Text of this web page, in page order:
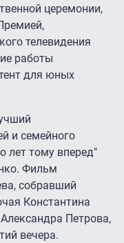
церемонии,
телевидения
работы
для юных
и семейного
лет тому вперед"
Фильм
собравший
Константина
Петрова,
вечера.